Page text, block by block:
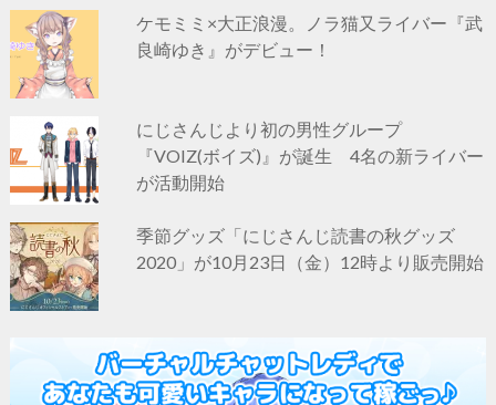
ケモミミ×大正浪漫。ノラ猫又ライバー『武
良崎ゆき』がデビュー！
にじさんじより初の男性グループ
『VOIZ(ボイズ)』が誕生 4名の新ライバー
が活動開始
季節グッズ「にじさんじ読書の秋グッズ
2020」が10月23日（金）12時より販売開始